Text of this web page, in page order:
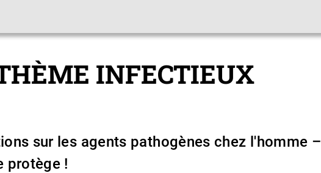
INFECTIEUX
sur les agents pathogènes chez l'homme –
protège !